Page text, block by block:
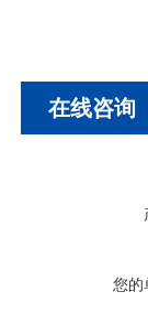
在线咨询
您的